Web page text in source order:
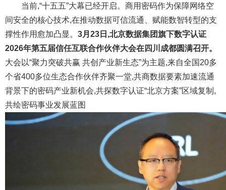
当前,“十五五”大幕已经开启。商用密码作为保障网络空
间安全的核心技术,在推动数据可信流通、赋能数智转型的支
撑性作用愈加凸显。 3月23 日,北京数据集团旗下数字认证
2026年第五届信任互联合作伙伴大会在四川成都圆满召开。
大会以“聚力突破共赢 共创产业新生态”为主题,来自全国20多
个省400多位生态合作伙伴齐聚一堂,共商数据要素加速流通
背景下的密码产业新机会,共探数字认证“北京方案”区域复制,
共绘密码事业发展蓝图